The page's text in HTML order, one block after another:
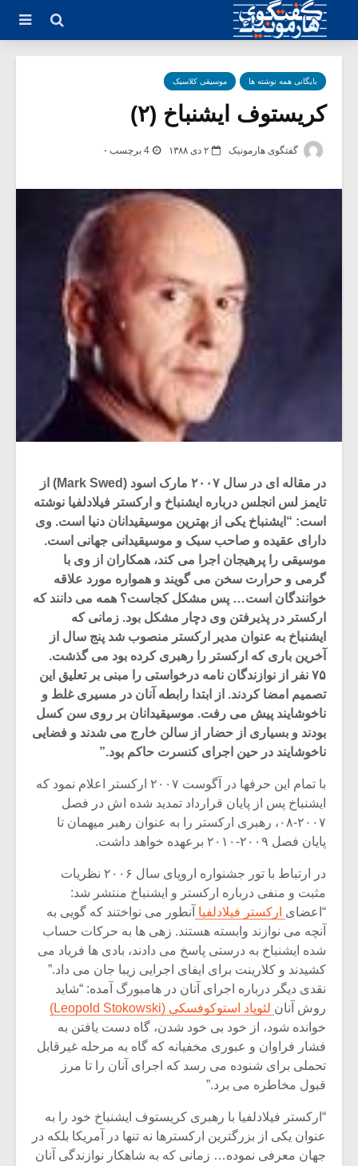
بایگانی همه نوشته ها موسیقی کلاسیک
کریستوف ایشنباخ (۲)
گفتگوی هارمونیک ۲ دی ۱۳۸۸ 4 برچسب -
در مقاله ای در سال ۲۰۰۷ مارک اسود (Mark Swed) از
تایمز لس انجلس درباره ایشنباخ و ارکستر فیلادلفیا نوشته
است: “ایشنباخ یکی از بهترین موسیقیدانان دنیا است. وی
دارای عقیده و صاحب سبک و موسیقیدانی جهانی است.
موسیقی را پرهیجان اجرا می کند، همکاران از وی با
گرمی و حرارت سخن می گویند و همواره مورد علاقه
خوانندگان است… پس مشکل کجاست؟ همه می دانند که
ارکستر در پذیرفتن وی دچار مشکل بود. زمانی که
ایشنباخ به عنوان مدیر ارکستر منصوب شد پنج سال از
آخرین باری که ارکستر را رهبری کرده بود می گذشت.
۷۵ نفر از نوازندگان نامه درخواستی را مبنی بر تعلیق این
تصمیم امضا کردند. از ابتدا رابطه آنان در مسیری غلط و
ناخوشایند پیش می رفت. موسیقیدانان بر روی سن کسل
بودند و بسیاری از حضار از سالن خارج می شدند و فضایی
ناخوشایند در حین اجرای کنسرت حاکم بود.”
با تمام این حرفها در آگوست ۲۰۰۷ ارکستر اعلام نمود که
ایشنباخ پس از پایان قرارداد تمدید شده اش در فصل
۲۰۰۷-۰۸، رهبری ارکستر را به عنوان رهبر میهمان تا
پایان فصل ۲۰۰۹-۲۰۱۰ برعهده خواهد داشت.
در ارتباط با تور جشنواره اروپای سال ۲۰۰۶ نظریات
مثبت و منفی درباره ارکستر و ایشنباخ منتشر شد:
“اعضای ارکستر فیلادلفیا آنطور می نواختند که گویی به
آنچه می نوازند وابسته هستند. زهی ها به حرکات حساب
شده ایشنباخ به درستی پاسخ می دادند، بادی ها فریاد می
کشیدند و کلارینت برای ایفای اجرایی زیبا جان می داد.”
نقدی دیگر درباره اجرای آنان در هامبورگ آمده: “شاید
روش آنان لئوپاد استوکوفسکی (Leopold Stokowski)
خوانده شود، از خود بی خود شدن، گاه دست یافتن به
فشار فراوان و عبوری مخفیانه که گاه به مرحله غیرقابل
تحملی برای شنوده می رسد که اجرای آنان را تا مرز
قبول مخاطره می برد.”
“ارکستر فیلادلفیا با رهبری کریستوف ایشنباخ خود را به
عنوان یکی از بزرگترین ارکسترها نه تنها در آمریکا بلکه در
جهان معرفی نموده… زمانی که به شاهکار نوازندگی آنان
میکلوش روژا
یادداشتی بر موسیقی
متن فیلم «متری
شیش و نیم»
اگر نمی توانی
مشهورترین باشی،
بدنام ترین باش
موریس ژار
دوره
سکانسی
موسیقی